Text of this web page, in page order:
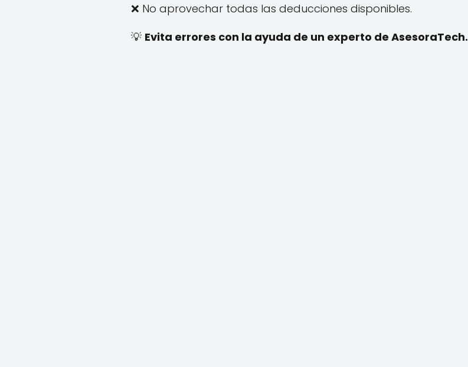
❌ No aprovechar todas las deducciones disponibles.
💡 Evita errores con la ayuda de un experto de AsesoraTech.